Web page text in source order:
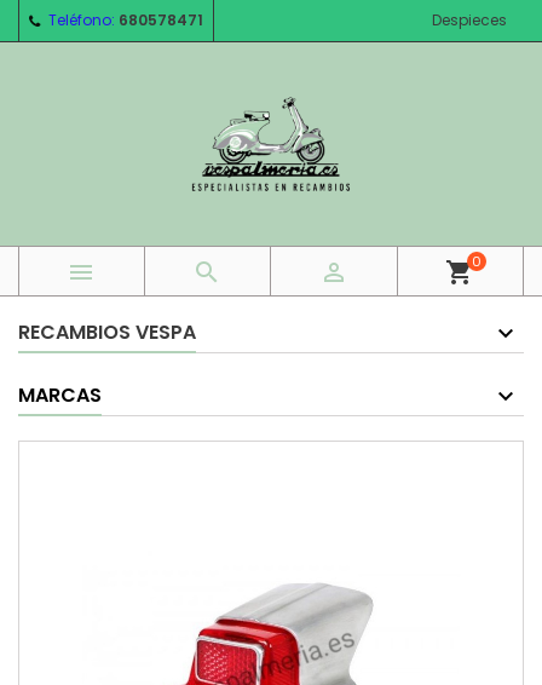
Teléfono: 680578471 Despieces
   shopping_cart0
RECAMBIOS VESPA
MARCAS